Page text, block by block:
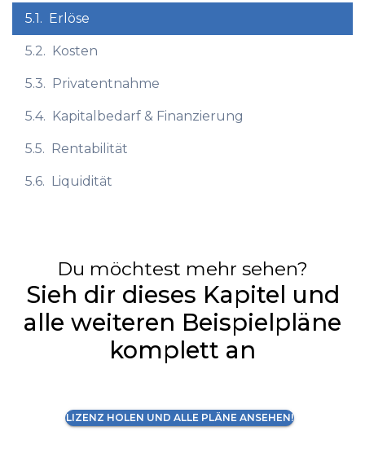
5.1. Erlöse
5.2. Kosten
5.3. Privatentnahme
5.4. Kapitalbedarf & Finanzierung
5.5. Rentabilität
5.6. Liquidität
Du möchtest mehr sehen?
Sieh dir dieses Kapitel und
alle weiteren Beispielpläne
komplett an
LIZENZ HOLEN UND ALLE PLÄNE ANSEHEN!